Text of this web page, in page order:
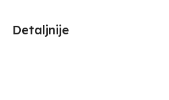
Detaljnije